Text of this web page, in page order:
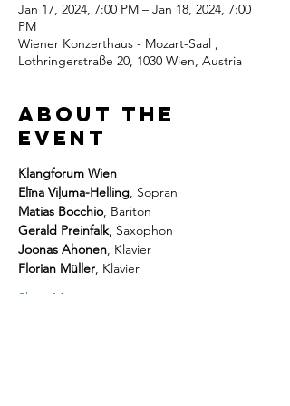
Jan 17, 2024, 7:00 PM – Jan 18, 2024, 7:00
PM
Wiener Konzerthaus - Mozart-Saal ,
Lothringerstraße 20, 1030 Wien, Austria
About the
event
Klangforum Wien
Elīna Viļuma-Helling, Sopran
Matias Bocchio, Bariton
Gerald Preinfalk, Saxophon
Joonas Ahonen, Klavier
Florian Müller, Klavier
Show More